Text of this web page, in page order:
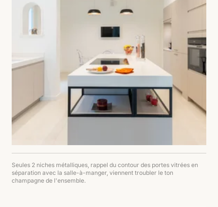
Seules 2 niches métalliques, rappel du contour des portes vitrées en
séparation avec la salle-à-manger, viennent troubler le ton
champagne de l'ensemble.